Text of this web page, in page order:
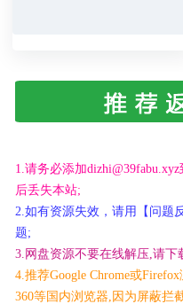
1.请务必添加
后丢失本站;
2.如有资源失效，请用【问题
题;
3.网盘资源不要在线解压,请下
4.推荐Google Chrome或
360等国内浏览器,因为屏蔽拦